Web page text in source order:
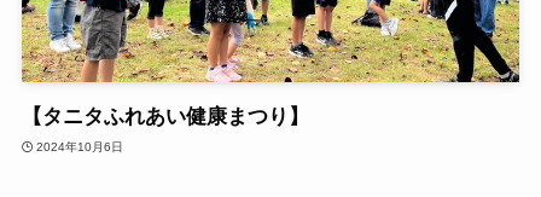
【タニタふれあい健康まつり】
2024年10月6日